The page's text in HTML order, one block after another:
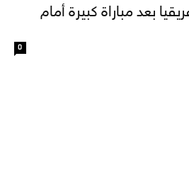
بعد مباراة كبيرة أمام
0